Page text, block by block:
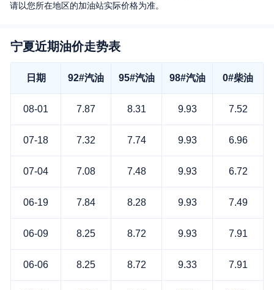
请以您所在地区的加油站实际价格为准。
宁夏近期油价走势表
日期 92#汽油 95#汽油 98#汽油 0#柴油
08-01 7.87 8.31 9.93 7.52
07-18 7.32 7.74 9.93 6.96
07-04 7.08 7.48 9.93 6.72
06-19 7.84 8.28 9.93 7.49
06-09 8.25 8.72 9.93 7.91
06-06 8.25 8.72 9.33 7.91